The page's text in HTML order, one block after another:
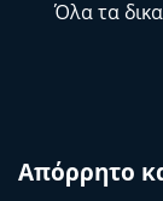
Όλα τα
Απόρρητο